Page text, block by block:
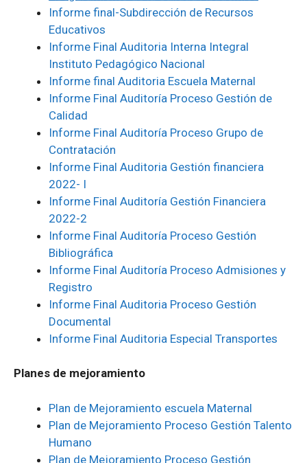
Informe final-Subdirección de Recursos
Educativos
Informe Final Auditoria Interna Integral
Instituto Pedagógico Nacional
Informe final Auditoria Escuela Maternal
Informe Final Auditoría Proceso Gestión de
Calidad
Informe Final Auditoría Proceso Grupo de
Contratación
Informe Final Auditoria Gestión financiera
2022- I
Informe Final Auditoría Gestión Financiera
2022-2
Informe Final Auditoría Proceso Gestión
Bibliográfica
Informe Final Auditoría Proceso Admisiones y
Registro
Informe Final Auditoria Proceso Gestión
Documental
Informe Final Auditoria Especial Transportes
Planes de mejoramiento
Plan de Mejoramiento escuela Maternal
Plan de Mejoramiento Proceso Gestión Talento
Humano
Plan de Mejoramiento Proceso Gestión